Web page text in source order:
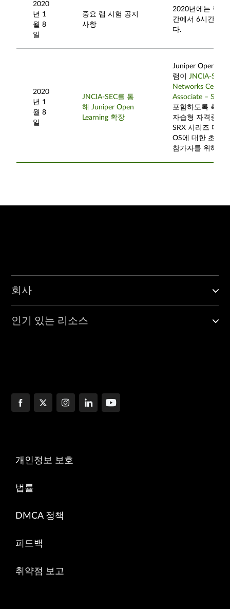
2020
년 1
월 8
일
중요 랩 시험 공지
사항
2020년에는 랩
간에서 6시간으
다.
2020
년 1
월 8
일
JNCIA-SEC를 통
해 Juniper Open
Learning 확장
Juniper Open
램이 JNCIA-
Networks
Associate –
포함하도록 확장
자습형 자격증 준
SRX 시리즈 디바
OS에 대한 초중
참가자를 위해 설
회사
인기 있는 리소스
개인정보 보호
법률
DMCA 정책
피드백
취약점 보고